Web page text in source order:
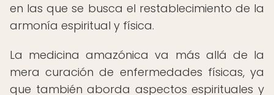
en las que se busca el restablecimiento de la
armonía espiritual y física.
La medicina amazónica va más allá de la
mera curación de enfermedades físicas, ya
que también aborda aspectos espirituales y